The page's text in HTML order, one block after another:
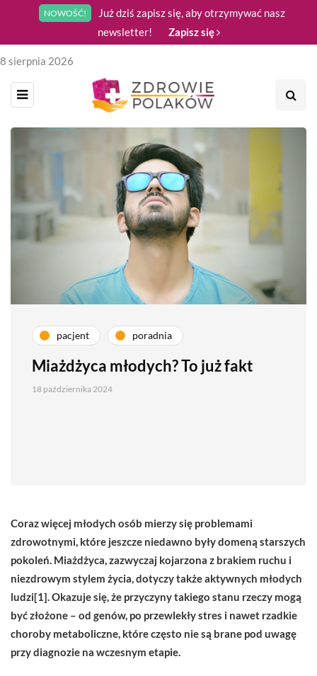
NOWOŚĆ!
Już dziś zapisz się, aby otrzymywać nasz
newsletter!
Zapisz się
8 sierpnia 2026
pacjent poradnia
Miażdżyca młodych? To już fakt
18 października 2024
Coraz więcej młodych osób mierzy się problemami
zdrowotnymi, które jeszcze niedawno były domeną starszych
pokoleń. Miażdżyca, zazwyczaj kojarzona z brakiem ruchu i
niezdrowym stylem życia, dotyczy także aktywnych młodych
ludzi[1]. Okazuje się, że przyczyny takiego stanu rzeczy mogą
być złożone – od genów, po przewlekły stres i nawet rzadkie
choroby metaboliczne, które często nie są brane pod uwagę
przy diagnozie na wczesnym etapie.